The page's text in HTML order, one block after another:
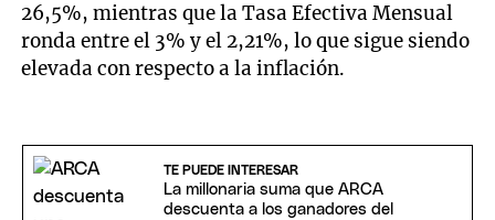
26,5%, mientras que la Tasa Efectiva Mensual
ronda entre el 3% y el 2,21%, lo que sigue siendo
elevada con respecto a la inflación.
TE PUEDE INTERESAR
La millonaria suma que ARCA
descuenta a los ganadores del